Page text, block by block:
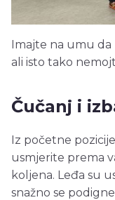
Imajte na umu da
ali isto tako
Čučanj i
Iz početne
usmjerite prema
koljena. Leđa su
snažno se